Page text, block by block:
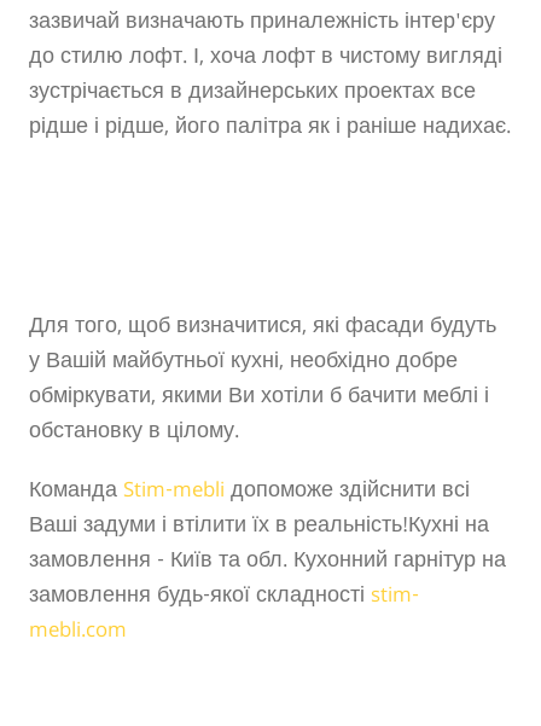
зазвичай визначають приналежність інтер'єру
до стилю лофт. І, хоча лофт в чистому вигляді
зустрічається в дизайнерських проектах все
рідше і рідше, його палітра як і раніше надихає.
Для того, щоб визначитися, які фасади будуть
у Вашій майбутньої кухні, необхідно добре
обміркувати, якими Ви хотіли б бачити меблі і
обстановку в цілому.
Команда Stim-mebli допоможе здійснити всі
Ваші задуми і втілити їх в реальність!Кухні на
замовлення - Київ та обл. Кухонний гарнітур на
замовлення будь-якої складності stim-
mebli.com